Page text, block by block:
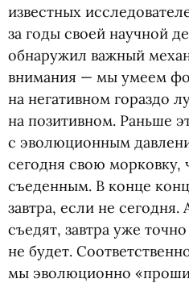
известных
за годы своей научной
обнаружил важный
внимания — мы умеем
на негативном гораздо
на позитивном. Раньше
с эволюционным
сегодня свою морковку,
съеденным. В конце
завтра, если не сегодня.
съедят, завтра уже
не будет.
мы эволюционно «